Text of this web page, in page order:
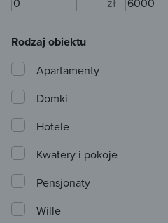
Rodzaj obiektu
Apartamenty
Domki
Hotele
Kwatery i pokoje
Pensjonaty
Wille